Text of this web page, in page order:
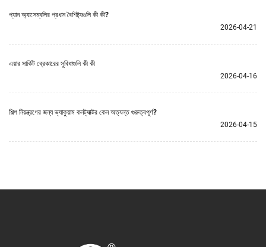
প্যান অ্যাসেম্বলির প্রধান বৈশিষ্ট্যগুলি কী কী?
2026-04-21
এয়ার সার্কিট ব্রেকারের সুবিধাগুলি কী কী
2026-04-16
শিল্প নিয়ন্ত্রণের জন্য ভ্যাকুয়াম কনট্যাক্টর কেন অত্যন্ত গুরুত্বপূর্ণ?
2026-04-15